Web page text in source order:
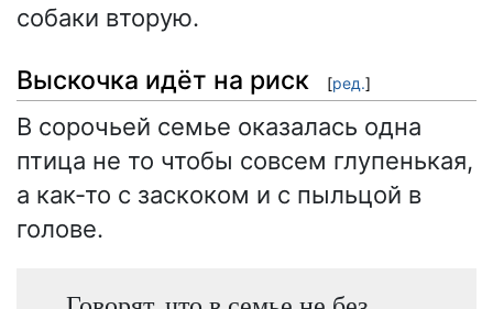
собаки вторую.
Выскочка идёт на риск [ред.]
В сорочьей семье оказалась одна
птица не то чтобы совсем глупенькая,
а как-то с заскоком и с пыльцой в
голове.